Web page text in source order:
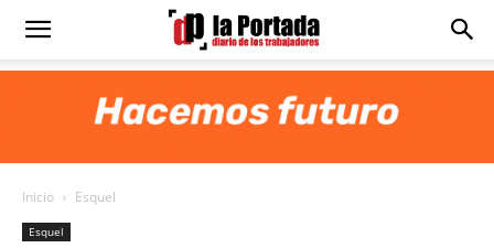
Diario
Portada
Inicio Esquel
Esquel